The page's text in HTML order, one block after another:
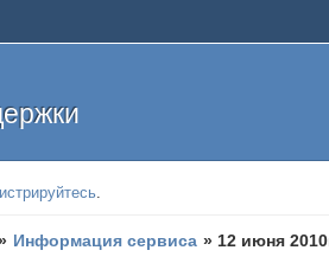
.
Информация сервиса » 12 июня